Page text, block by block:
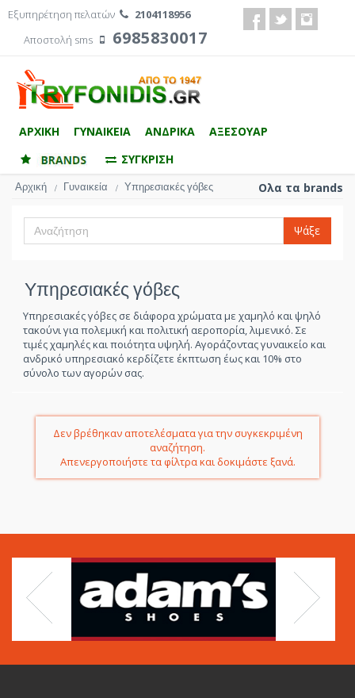
Εξυπηρέτηση πελατών
2104118956
Αποστολή sms
6985830017
ΑΡΧΙΚΗ ΓΥΝΑΙΚΕΙΑ ΑΝΔΡΙΚΑ
ΑΞΕΣΟΥΑΡ
ΣΥΓΚΡΙΣΗ
Αρχική / Γυναικεία / Υπηρεσιακές γόβες
Ψάξε
Ολα τα brands
Υπηρεσιακές γόβες
Υπηρεσιακές γόβες σε διάφορα χρώματα με χαμηλό και ψηλό
τακούνι για πολεμική και πολιτική αεροπορία, λιμενικό. Σε
τιμές χαμηλές και ποιότητα υψηλή. Αγοράζοντας γυναικείο και
ανδρικό υπηρεσιακό κερδίζετε έκπτωση έως και 10% στο
σύνολο των αγορών σας.
Δεν βρέθηκαν αποτελέσματα για την συγκεκριμένη
αναζήτηση.
Απενεργοποιήστε τα φίλτρα και δοκιμάστε ξανά.